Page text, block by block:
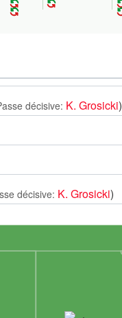
décisive: K. Grosicki)
décisive: K. Grosicki)